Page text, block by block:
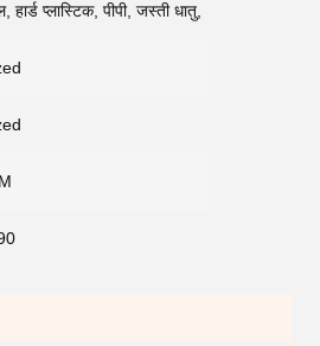
प्लास्टिक, पीपी, जस्ती धातु,